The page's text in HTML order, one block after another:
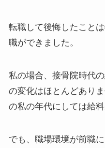
転職して後悔したこと
職ができました。
私の場合、接骨院時代
の変化はほとんどあり
の私の年代にしては給
でも、職場環境が前職